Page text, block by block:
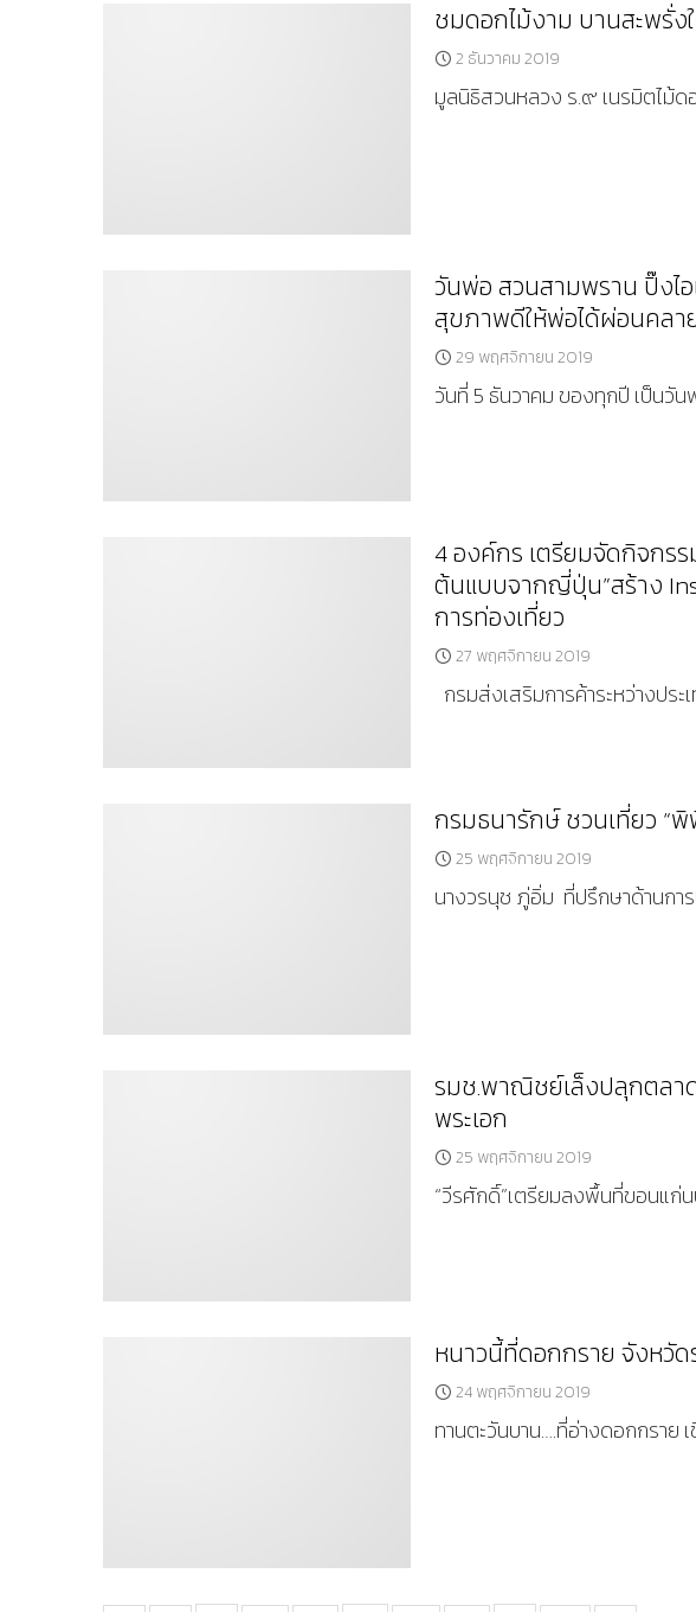
ชมดอกไม้งาม บานสะพรั่ง
2 ธันวาคม 2019
มูลนิธิสวนหลวง ร.๙ เนรมิตไม้
วันพ่อ สวนสามพราน ปิ๊งไ
สุขภาพดีให้พ่อได้ผ่อนคลา
29 พฤศจิกายน 2019
วันที่ 5 ธันวาคม ของทุกปี เป็นวั
4 องค์กร เตรียมจัดกิจกร
ต้นแบบจากญี่ปุ่น”สร้าง
การท่องเที่ยว
27 พฤศจิกายน 2019
กรมส่งเสริมการค้าระหว่างปร
กรมธนารักษ์ ชวนเที่ยว
25 พฤศจิกายน 2019
นางวรนุช ภู่อิ่ม ที่ปรึกษาด้านก
รมช.พาณิชย์เล็งปลุกตลา
พระเอก
25 พฤศจิกายน 2019
“วีรศักดิ์”เตรียมลงพื้นที่ขอนแก่
หนาวนี้ที่ดอกกราย จังหวัด
24 พฤศจิกายน 2019
ทานตะวันบาน….ที่อ่างดอกกราย